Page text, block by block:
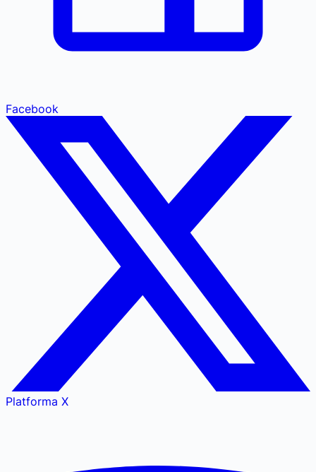
Facebook
Platforma X